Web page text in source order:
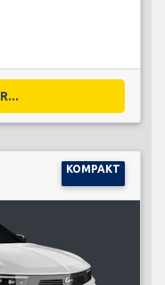
KOMPAKT